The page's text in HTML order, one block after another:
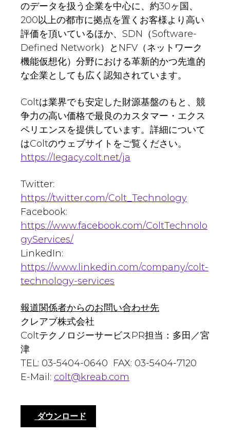
のデータを扱う企業を中心に、約30ヶ国、
200以上の都市に拠点を置くお客様より高い
評価を頂いているほか、SDN（Software-
Defined Network）とNFV（ネットワーク
機能仮想化）分野における革新的かつ先進的
な企業としても広く認知されています。
Coltは業界でも安定した財源基盤のもと、競
争力の高い価格で最良のカスタマー・エクス
ペリエンスを提供しています。詳細について
はColtのウェブサイトをご覧ください。
https://legacy.colt.net/ja
Twitter:
https://twitter.com/Colt_Technology
Facebook:
https://www.facebook.com/ColtTechnolo
gyServices/
LinkedIn:
https://www.linkedin.com/company/colt-
technology-services
報道関係者からのお問い合わせ先
クレアブ株式会社
ColtテクノロジーサービスPR担当：多田／宮
津
TEL: 03-5404-0640 FAX: 03-5404-7120
E-Mail: colt@kreab.com
ダウンロード